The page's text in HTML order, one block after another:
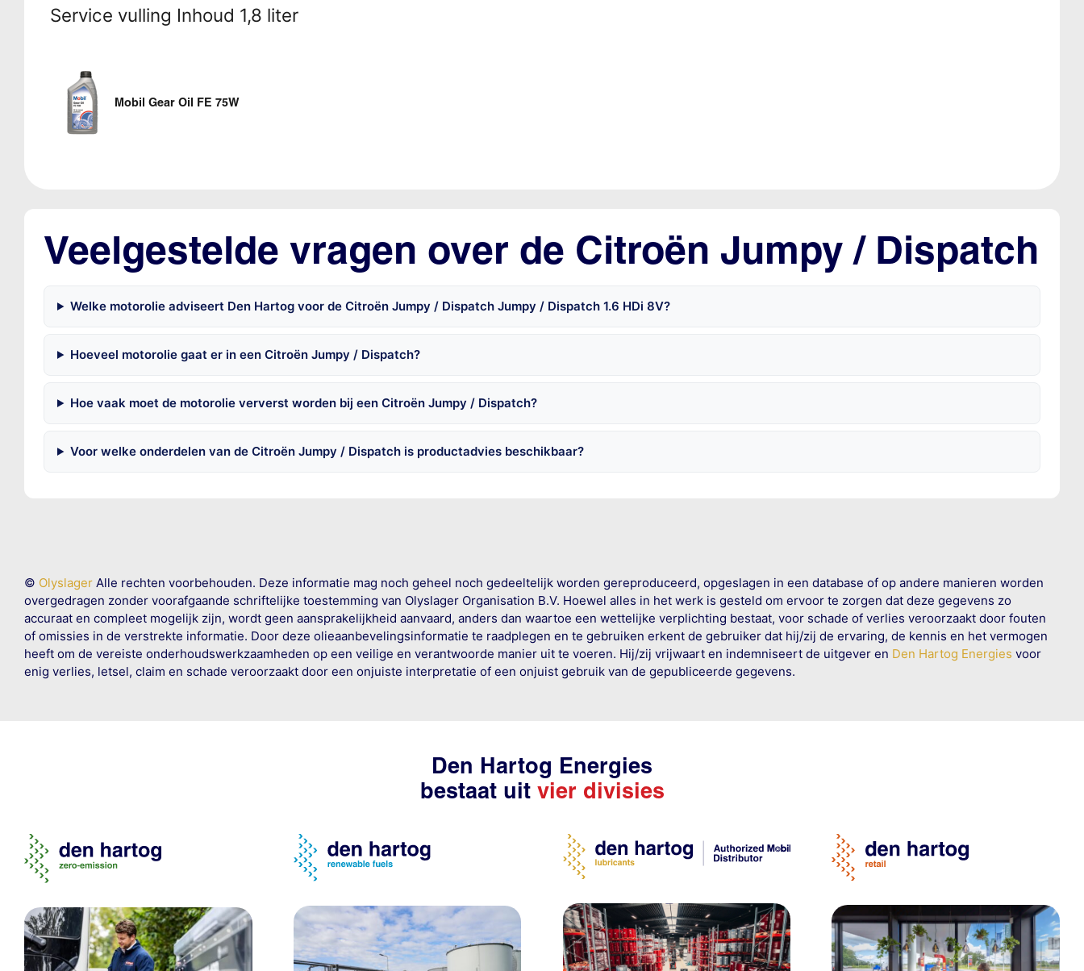
Service vulling Inhoud 1,8 liter
Mobil Gear Oil FE 75W
Veelgestelde vragen over de Citroën Jumpy / Dispatch
Welke motorolie adviseert Den Hartog voor de Citroën Jumpy / Dispatch Jumpy / Dispatch 1.6 HDi 8V?
Hoeveel motorolie gaat er in een Citroën Jumpy / Dispatch?
Hoe vaak moet de motorolie ververst worden bij een Citroën Jumpy / Dispatch?
Voor welke onderdelen van de Citroën Jumpy / Dispatch is productadvies beschikbaar?
© OlyslagerAlle rechten voorbehouden. Deze informatie mag noch geheel noch gedeeltelijk worden gereproduceerd, opgeslagen in een database of op andere manieren worden
overgedragen zonder voorafgaande schriftelijke toestemming van Olyslager Organisation B.V. Hoewel alles in het werk is gesteld om ervoor te zorgen dat deze gegevens zo
accuraat en compleet mogelijk zijn, wordt geen aansprakelijkheid aanvaard, anders dan waartoe een wettelijke verplichting bestaat, voor schade of verlies veroorzaakt door fouten
of omissies in de verstrekte informatie. Door deze olieaanbevelingsinformatie te raadplegen en te gebruiken erkent de gebruiker dat hij/zij de ervaring, de kennis en het vermogen
heeft om de vereiste onderhoudswerkzaamheden op een veilige en verantwoorde manier uit te voeren. Hij/zij vrijwaart en indemniseert de uitgever en Den Hartog Energies voor
enig verlies, letsel, claim en schade veroorzaakt door een onjuiste interpretatie of een onjuist gebruik van de gepubliceerde gegevens.
Den Hartog Energies
bestaat uit vier divisies